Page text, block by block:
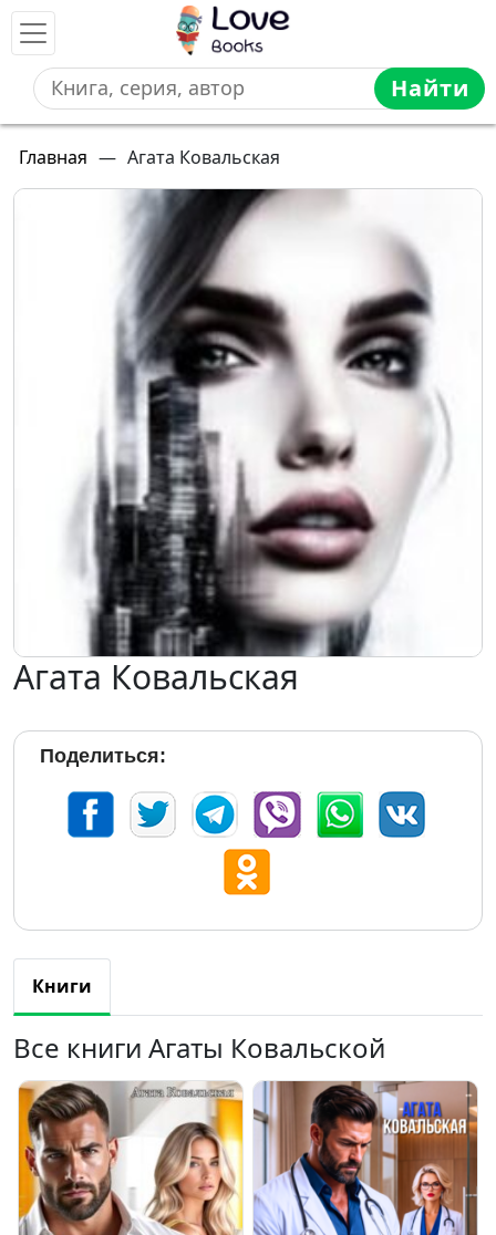
Найти
Главная — Агата Ковальская
Агата Ковальская
Поделиться:
Книги
Все книги Агаты Ковальской